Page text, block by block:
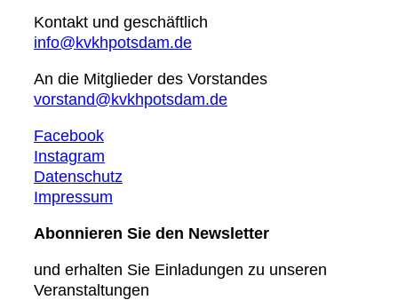
Kontakt und geschäftlich
info@kvkhpotsdam.de
An die Mitglieder des Vorstandes
vorstand@kvkhpotsdam.de
Facebook
Instagram
Datenschutz
Impressum
Abonnieren Sie den Newsletter
und erhalten Sie Einladungen zu unseren
Veranstaltungen